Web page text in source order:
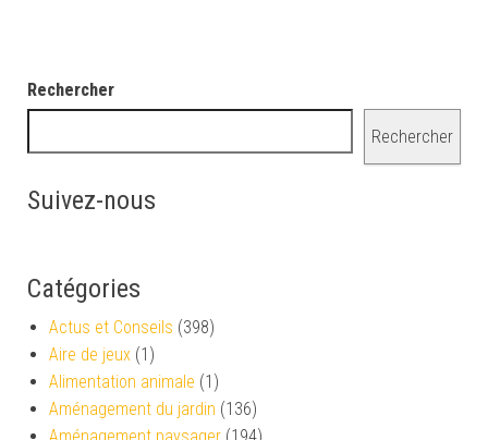
Rechercher
Rechercher
Suivez-nous
Catégories
Actus et Conseils (398)
Aire de jeux (1)
Alimentation animale (1)
Aménagement du jardin (136)
Aménagement paysager (194)